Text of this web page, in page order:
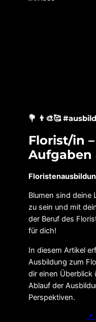
💐 👨‍🎨🥰
Florist/in
Aufgaben
Blumen sind deine
zu sein und mit
der Beruf des
für dich!
In diesem Artikel
Ausbildung zum
dir einen Überblick
Ablauf der
Perspektiven.
📌